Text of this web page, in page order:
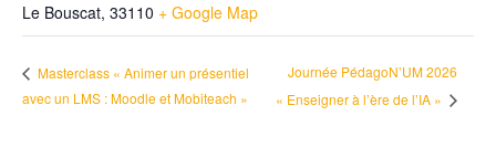
Le Bouscat, 33110 + Google Map
Masterclass « Animer un présentiel
avec un LMS : Moodle et Mobiteach »
Journée PédagoN’UM 2026
« Enseigner à l’ère de l’IA »